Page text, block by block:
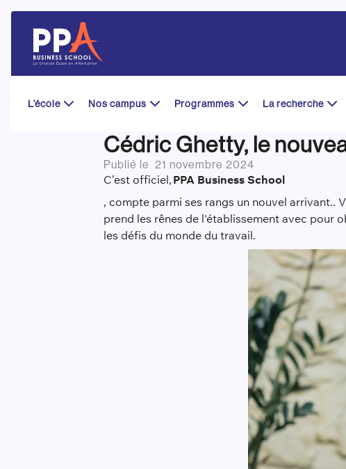
content
L’école Nos campus Programmes La recherche
Cédric Ghetty, le
Publié le21 novembre 2024
C’est officiel, PPA Business School
, compte parmi ses rangs un nouvel arrivant..
prend les rênes de l'établissement avec pour
les défis du monde du travail.